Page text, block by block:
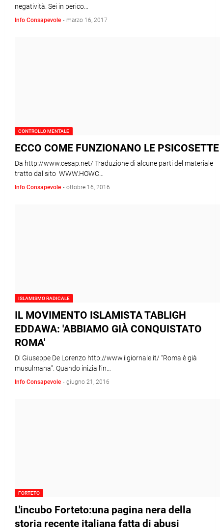
negatività. Sei in perico…
Info Consapevole - marzo 16, 2017
CONTROLLO MENTALE
ECCO COME FUNZIONANO LE PSICOSETTE
Da http://www.cesap.net/ Traduzione di alcune parti del materiale
tratto dal sito WWW.HOWC…
Info Consapevole - ottobre 16, 2016
ISLAMISMO RADICALE
IL MOVIMENTO ISLAMISTA TABLIGH
EDDAWA: 'ABBIAMO GIÀ CONQUISTATO
ROMA'
Di Giuseppe De Lorenzo http://www.ilgiornale.it/ “Roma è già
musulmana”. Quando inizia l’in…
Info Consapevole - giugno 21, 2016
FORTETO
L'incubo Forteto:una pagina nera della
storia recente italiana fatta di abusi